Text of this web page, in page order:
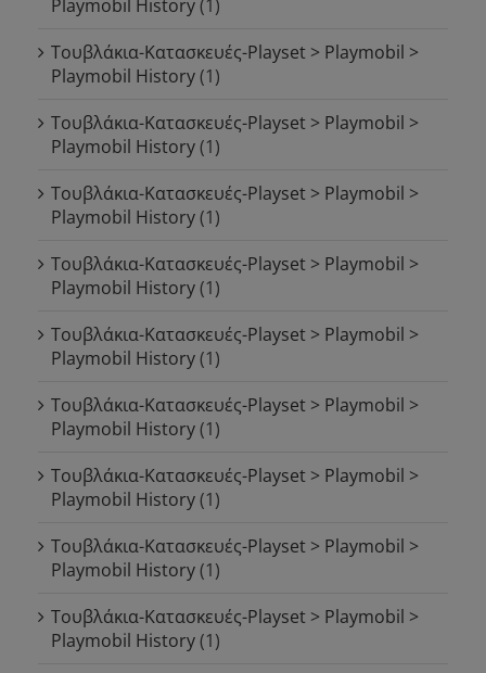
Playmobil History(1)
Τουβλάκια-Κατασκευές-Playset > Playmobil >
Playmobil History(1)
Τουβλάκια-Κατασκευές-Playset > Playmobil >
Playmobil History(1)
Τουβλάκια-Κατασκευές-Playset > Playmobil >
Playmobil History(1)
Τουβλάκια-Κατασκευές-Playset > Playmobil >
Playmobil History(1)
Τουβλάκια-Κατασκευές-Playset > Playmobil >
Playmobil History(1)
Τουβλάκια-Κατασκευές-Playset > Playmobil >
Playmobil History(1)
Τουβλάκια-Κατασκευές-Playset > Playmobil >
Playmobil History(1)
Τουβλάκια-Κατασκευές-Playset > Playmobil >
Playmobil History(1)
Τουβλάκια-Κατασκευές-Playset > Playmobil >
Playmobil History(1)